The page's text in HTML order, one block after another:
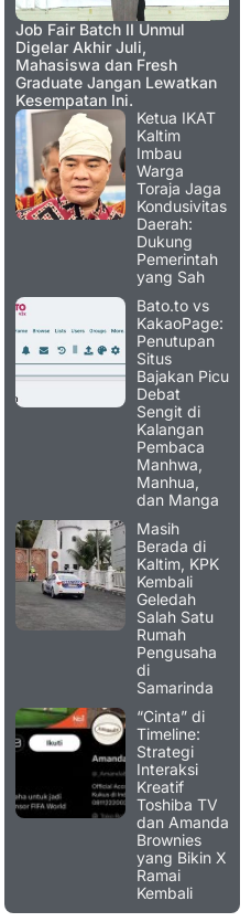
Job Fair Batch II Unmul
Digelar Akhir Juli,
Mahasiswa dan Fresh
Graduate Jangan Lewatkan
Kesempatan Ini.
Ketua IKAT
Kaltim
Imbau
Warga
Toraja Jaga
Kondusivitas
Daerah:
Dukung
Pemerintah
yang Sah
Bato.to vs
KakaoPage:
Penutupan
Situs
Bajakan Picu
Debat
Sengit di
Kalangan
Pembaca
Manhwa,
Manhua,
dan Manga
Masih
Berada di
Kaltim, KPK
Kembali
Geledah
Salah Satu
Rumah
Pengusaha
di
Samarinda
“Cinta” di
Timeline:
Strategi
Interaksi
Kreatif
Toshiba TV
dan Amanda
Brownies
yang Bikin X
Ramai
Kembali